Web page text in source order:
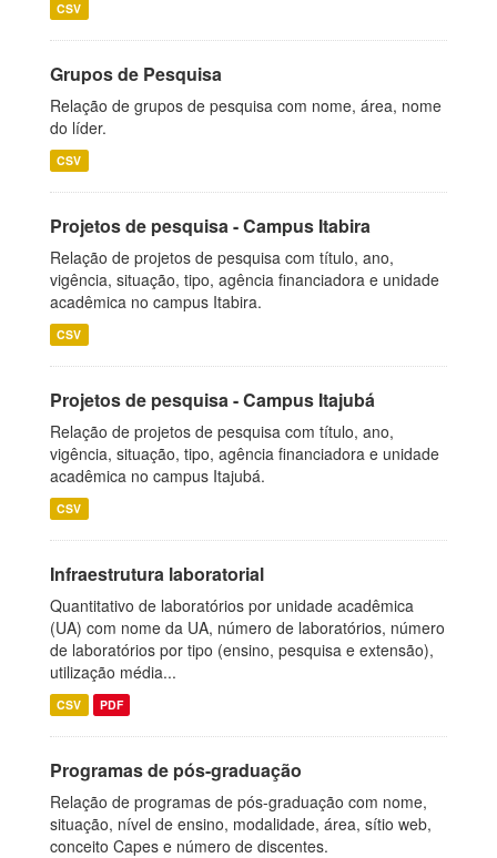
CSV
Grupos de Pesquisa
Relação de grupos de pesquisa com nome, área, nome
do líder.
CSV
Projetos de pesquisa - Campus Itabira
Relação de projetos de pesquisa com título, ano,
vigência, situação, tipo, agência financiadora e unidade
acadêmica no campus Itabira.
CSV
Projetos de pesquisa - Campus Itajubá
Relação de projetos de pesquisa com título, ano,
vigência, situação, tipo, agência financiadora e unidade
acadêmica no campus Itajubá.
CSV
Infraestrutura laboratorial
Quantitativo de laboratórios por unidade acadêmica
(UA) com nome da UA, número de laboratórios, número
de laboratórios por tipo (ensino, pesquisa e extensão),
utilização média...
CSV PDF
Programas de pós-graduação
Relação de programas de pós-graduação com nome,
situação, nível de ensino, modalidade, área, sítio web,
conceito Capes e número de discentes.